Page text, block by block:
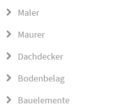
Maler
Maurer
Dachdecker
Bodenbelag
Bauelemente